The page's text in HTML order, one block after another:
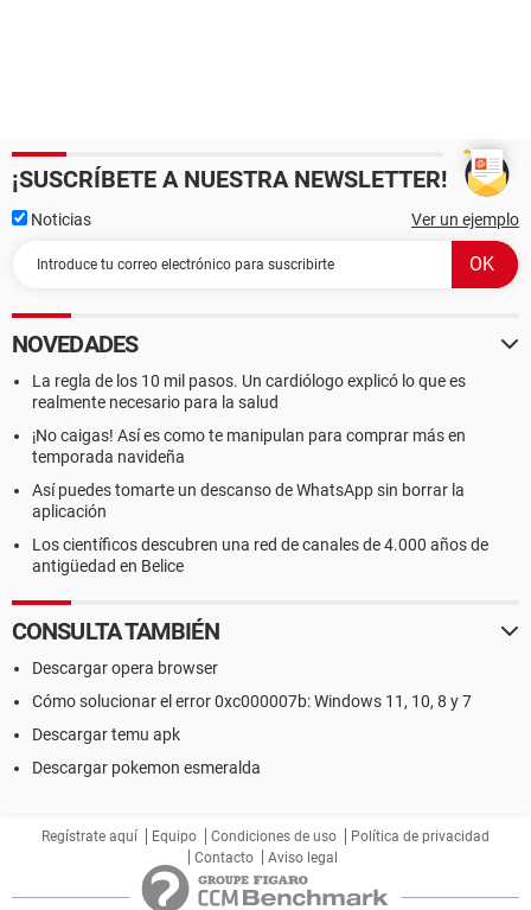
¡SUSCRÍBETE A NUESTRA NEWSLETTER!
Noticias Ver un ejemplo
NOVEDADES
La regla de los 10 mil pasos. Un cardiólogo explicó lo que es
realmente necesario para la salud
¡No caigas! Así es como te manipulan para comprar más en
temporada navideña
Así puedes tomarte un descanso de WhatsApp sin borrar la
aplicación
Los científicos descubren una red de canales de 4.000 años de
antigüedad en Belice
CONSULTA TAMBIÉN
Descargar opera browser
Cómo solucionar el error 0xc000007b: Windows 11, 10, 8 y 7
Descargar temu apk
Descargar pokemon esmeralda
Regístrate aquí Equipo Condiciones de uso
Política de privacidad
Contacto
Aviso legal